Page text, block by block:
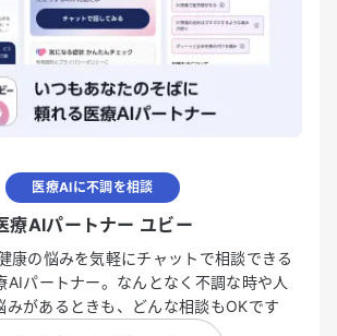
医療AIに不調を相談
療AIパートナー ユビー
康の悩みを気軽にチャットで相談できる
AIパートナー。なんとなく不調な時や人
みがあるときも、どんな相談もOKです